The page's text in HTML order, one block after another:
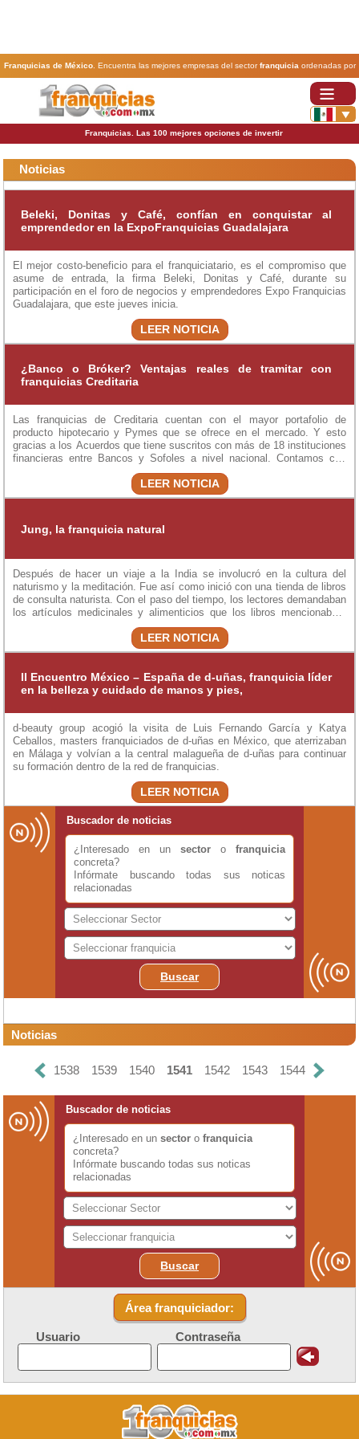
Franquicias de México. Encuentra las mejores empresas del sectorfranquicia ordenadas por
actividad. En www.100franquicias.com.mx encontrarás las más rentables, baratas y
Franquicias. Las 100 mejores opciones de invertir
Noticias
Beleki, Donitas y Café, confían en conquistar al
emprendedor en la ExpoFranquicias Guadalajara
El mejor costo-beneficio para el franquiciatario, es el compromiso que
asume de entrada, la firma Beleki, Donitas y Café, durante su
participación en el foro de negocios y emprendedores Expo Franquicias
Guadalajara, que este jueves inicia.
LEER NOTICIA
¿Banco o Bróker? Ventajas reales de tramitar con
franquicias Creditaria
Las franquicias de Creditaria cuentan con el mayor portafolio de
producto hipotecario y Pymes que se ofrece en el mercado. Y esto
gracias a los Acuerdos que tiene suscritos con más de 18 instituciones
financieras entre Bancos y Sofoles a nivel nacional. Contamos con
más de 50 oficinas ya en México.
LEER NOTICIA
Jung, la franquicia natural
Después de hacer un viaje a la India se involucró en la cultura del
naturismo y la meditación. Fue así como inició con una tienda de libros
de consulta naturista. Con el paso del tiempo, los lectores demandaban
los artículos medicinales y alimenticios que los libros mencionaban,
surgió así la franquicia Jung.
LEER NOTICIA
II Encuentro México – España de d-uñas, franquicia líder
en la belleza y cuidado de manos y pies,
d-beauty group acogió la visita de Luis Fernando García y Katya
Ceballos, masters franquiciados de d-uñas en México, que aterrizaban
en Málaga y volvían a la central malagueña de d-uñas para continuar
su formación dentro de la red de franquicias.
LEER NOTICIA
Buscador de noticias
¿Interesado en un sector o franquicia
concreta?
Infórmate buscando todas sus noticas
relacionadas
Buscar
Noticias
1538 1539 1540 1541 1542 1543 1544
Buscador de noticias
¿Interesado en un sector o franquicia
concreta?
Infórmate buscando todas sus noticas
relacionadas
Buscar
Área franquiciador:
Usuario Contraseña